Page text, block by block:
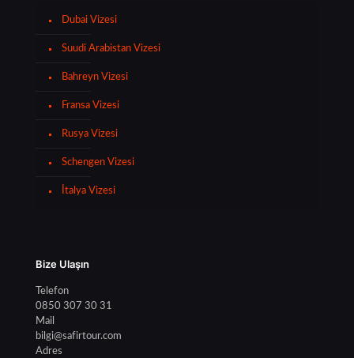
Dubai Vizesi
Suudi Arabistan Vizesi
Bahreyn Vizesi
Fransa Vizesi
Rusya Vizesi
Schengen Vizesi
İtalya Vizesi
Bize Ulaşın
Telefon
0850 307 30 31
Mail
bilgi@safirtour.com
Adres